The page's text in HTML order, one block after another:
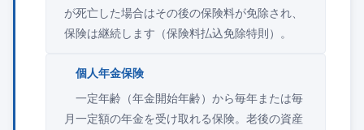
が死亡した場合はその後の保険料が免除され、
保険は継続します（保険料払込免除特則）。
個人年金保険
一定年齢（年金開始年齢）から毎年または毎
月一定額の年金を受け取れる保険。老後の資産